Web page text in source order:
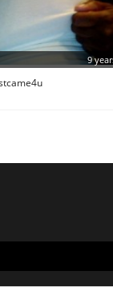
9